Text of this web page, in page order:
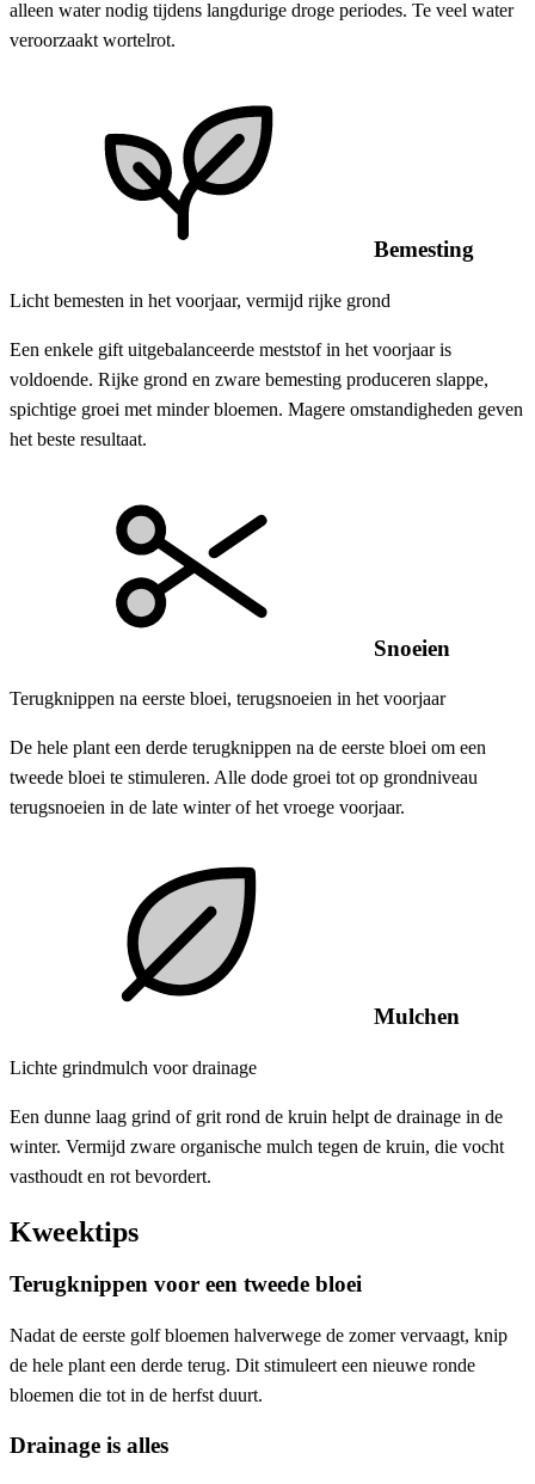
alleen water nodig tijdens langdurige droge periodes. Te veel water
veroorzaakt wortelrot.
Bemesting
Licht bemesten in het voorjaar, vermijd rijke grond
Een enkele gift uitgebalanceerde meststof in het voorjaar is
voldoende. Rijke grond en zware bemesting produceren slappe,
spichtige groei met minder bloemen. Magere omstandigheden geven
het beste resultaat.
Snoeien
Terugknippen na eerste bloei, terugsnoeien in het voorjaar
De hele plant een derde terugknippen na de eerste bloei om een
tweede bloei te stimuleren. Alle dode groei tot op grondniveau
terugsnoeien in de late winter of het vroege voorjaar.
Mulchen
Lichte grindmulch voor drainage
Een dunne laag grind of grit rond de kruin helpt de drainage in de
winter. Vermijd zware organische mulch tegen de kruin, die vocht
vasthoudt en rot bevordert.
Kweektips
Terugknippen voor een tweede bloei
Nadat de eerste golf bloemen halverwege de zomer vervaagt, knip
de hele plant een derde terug. Dit stimuleert een nieuwe ronde
bloemen die tot in de herfst duurt.
Drainage is alles